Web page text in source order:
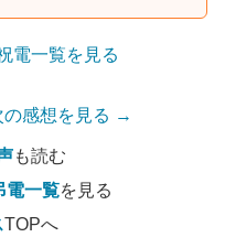
電一覧を見る
の感想を見る →
も読む
電一覧を見る
TOPへ